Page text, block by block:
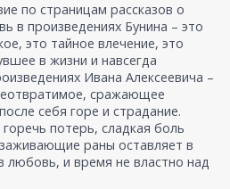
по страницам рассказов о
в произведениях Бунина – это
это тайное влечение, это
в жизни и навсегда
Ивана Алексеевича –
сражающее
себя горе и страдание.
потерь, сладкая боль
раны оставляет в
любовь, и время не властно над